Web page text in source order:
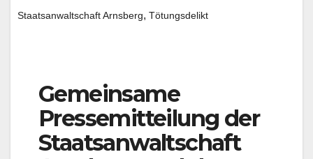
Staatsanwaltschaft Arnsberg, Tötungsdelikt
Gemeinsame
Pressemitteilung der
Staatsanwaltschaft